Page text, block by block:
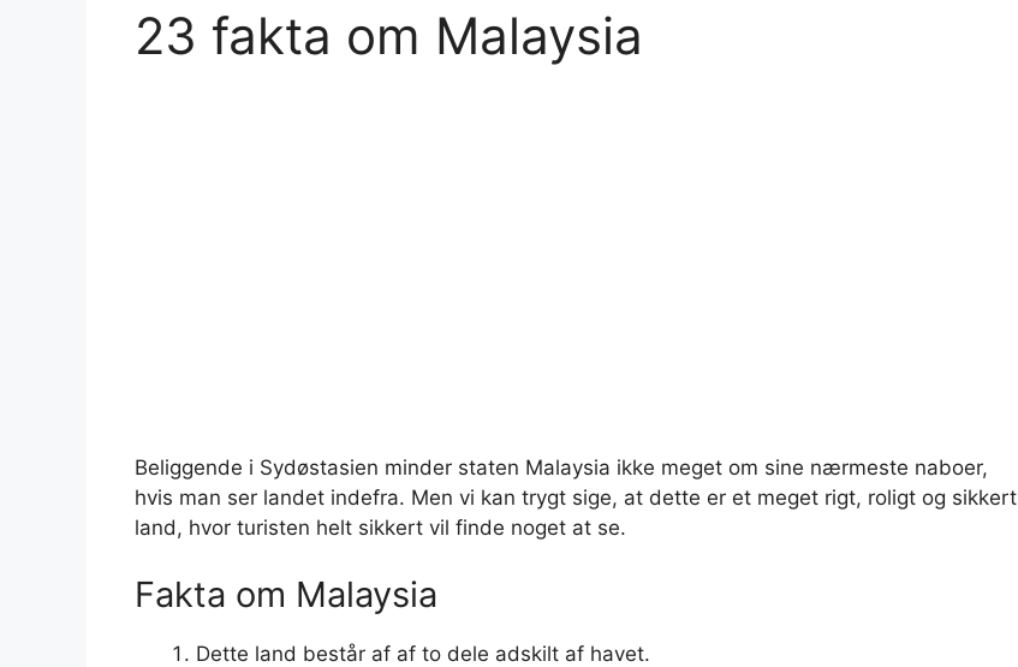
23 fakta om Malaysia
Beliggende i Sydøstasien minder staten Malaysia ikke meget om sine nærmeste naboer,
hvis man ser landet indefra. Men vi kan trygt sige, at dette er et meget rigt, roligt og sikkert
land, hvor turisten helt sikkert vil finde noget at se.
Fakta om Malaysia
Dette land består af af to dele adskilt af havet.